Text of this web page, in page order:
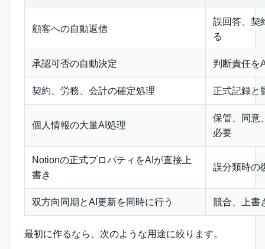
顧客への自動返信
誤回答、契
る
承認可否の自動決定 判断責任を
契約、労務、会計の確定処理 正式記録と
個人情報の大量AI処理
保管、同意
必要
Notionの正式プロパティをAIが直接上
書き
誤分類時の
双方向同期とAI更新を同時に行う 競合、上書
最初に作るなら、次のような用途に絞ります。